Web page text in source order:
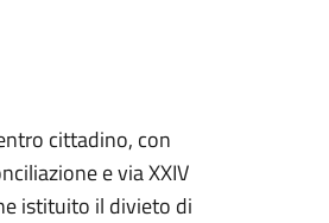
cittadino, con
e via XXIV
istituito il divieto di